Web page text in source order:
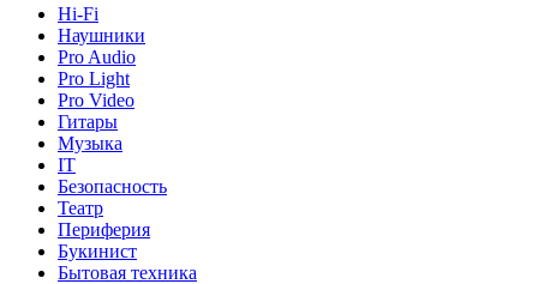
Hi-Fi
Наушники
Pro Audio
Pro Light
Pro Video
Гитары
Музыка
IT
Безопасность
Театр
Периферия
Букинист
Бытовая техника